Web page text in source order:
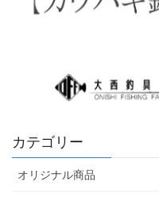
カテゴリー
オリジナル商品